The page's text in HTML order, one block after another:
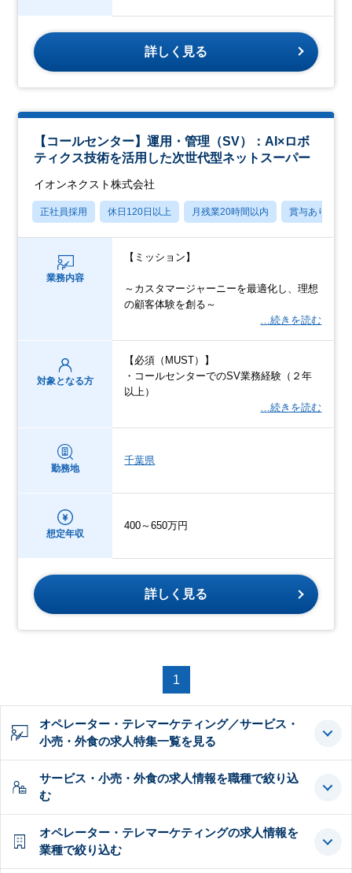
詳しく見る
【コールセンター】運用・管理（SV）：AI×ロボ
ティクス技術を活用した次世代型ネットスーパー
イオンネクスト株式会社
正社員採用 休日120日以上 月残業20時間以内 賞与あり
業務内容
【ミッション】
～カスタマージャーニーを最適化し、理想
の顧客体験を創る～
…続きを読む
対象となる方
【必須（MUST）】
・コールセンターでのSV業務経験（２年
以上）
…続きを読む
勤務地
千葉県
想定年収
400～650万円
詳しく見る
1
オペレーター・テレマーケティング／サービス・
小売・外食の求人特集一覧を見る
サービス・小売・外食の求人情報を職種で絞り込
む
オペレーター・テレマーケティングの求人情報を
業種で絞り込む